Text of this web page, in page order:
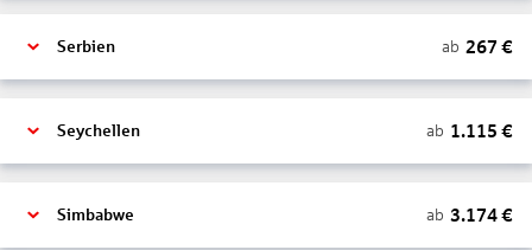
Serbien ab 267 €
Seychellen ab 1.115 €
Simbabwe ab 3.174€